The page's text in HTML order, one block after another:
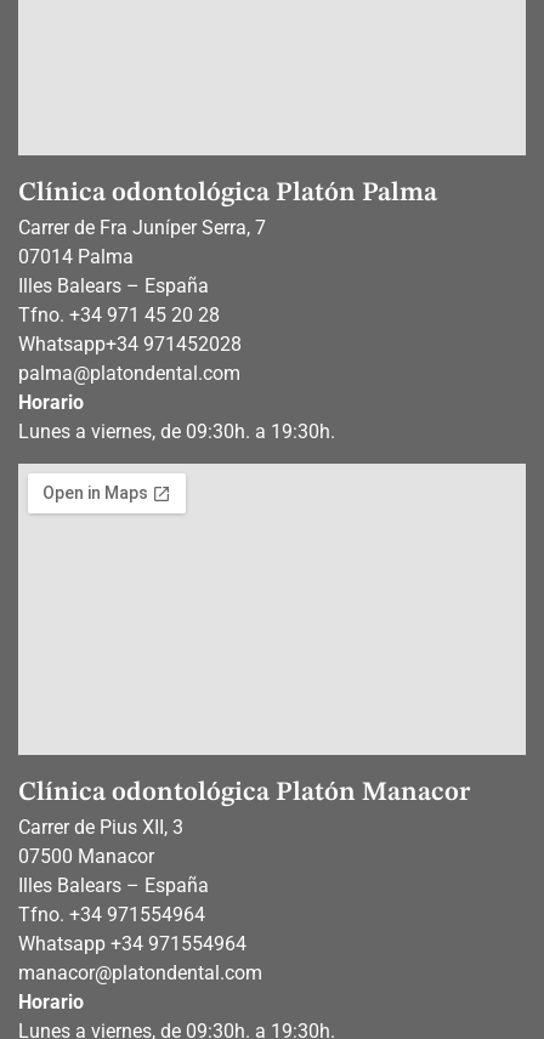
Clínica odontológica Platón Palma
Carrer de Fra Juníper Serra, 7
07014 Palma
Illes Balears – España
Tfno. +34 971 45 20 28
Whatsapp+34 971452028
palma@platondental.com
Horario
Lunes a viernes, de 09:30h. a 19:30h.
Clínica odontológica Platón Manacor
Carrer de Pius XII, 3
07500 Manacor
Illes Balears – España
Tfno. +34 971554964
Whatsapp +34 971554964
manacor@platondental.com
Horario
Lunes a viernes, de 09:30h. a 19:30h.